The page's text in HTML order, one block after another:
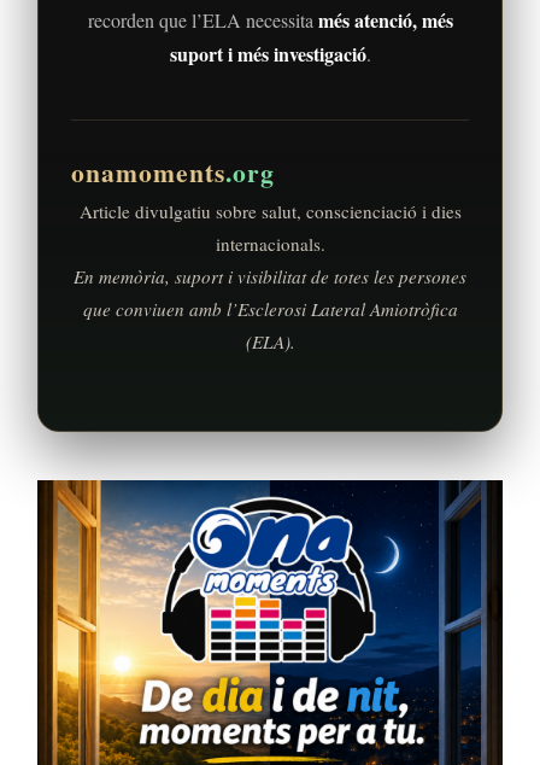
recorden que l’ELA necessita més atenció, més
suport i més investigació.
onamoments.org
Article divulgatiu sobre salut, conscienciació i dies
internacionals.
En memòria, suport i visibilitat de totes les persones
que conviuen amb l’Esclerosi Lateral Amiotròfica
(ELA).